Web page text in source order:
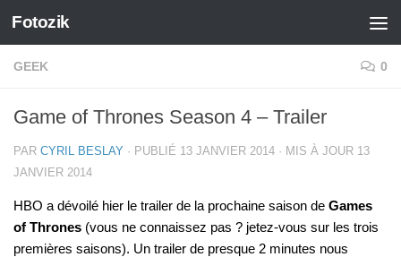
Skip to content
Fotozik
GEEK 0
Game of Thrones Season 4 – Trailer
PAR CYRIL BESLAY · PUBLIÉ 13 JANVIER 2014 · MIS À JOUR 13
JANVIER 2014
HBO a dévoilé hier le trailer de la prochaine saison de Games
of Thrones (vous ne connaissez pas ? jetez-vous sur les trois
premières saisons). Un trailer de presque 2 minutes nous